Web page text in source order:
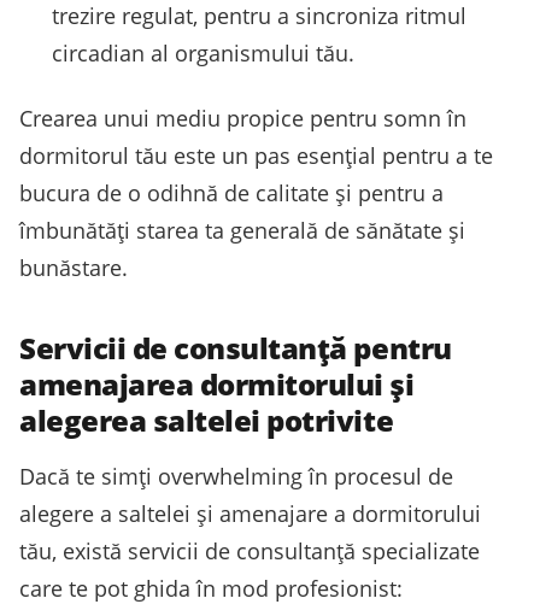
trezire regulat, pentru a sincroniza ritmul
circadian al organismului tău.
Crearea unui mediu propice pentru somn în
dormitorul tău este un pas esențial pentru a te
bucura de o odihnă de calitate și pentru a
îmbunătăți starea ta generală de sănătate și
bunăstare.
Servicii de consultanță pentru
amenajarea dormitorului și
alegerea saltelei potrivite
Dacă te simți overwhelming în procesul de
alegere a saltelei și amenajare a dormitorului
tău, există servicii de consultanță specializate
care te pot ghida în mod profesionist: